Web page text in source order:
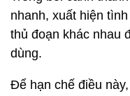
nhanh, xuất hiện
thủ đoạn khác nhau
dùng.
Để hạn chế điều